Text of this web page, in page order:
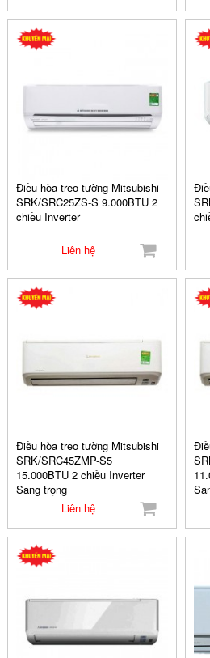
Điều hòa treo tường Mitsubishi
SRK/SRC25ZS-S 9.000BTU 2
chiều Inverter
Liên hệ
Điều hòa treo tường Mitsubishi
SRK/SRC45ZMP-S5
15.000BTU 2 chiều Inverter
Sang trọng
Liên hệ